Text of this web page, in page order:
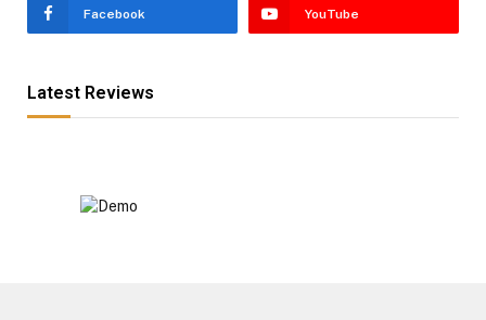
Facebook YouTube
Latest Reviews